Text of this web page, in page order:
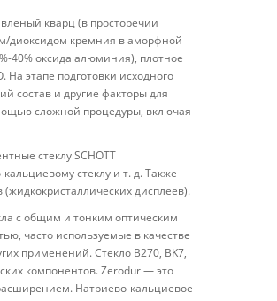
кварц (в просторечии
диоксидом кремния в аморфной
40% оксида алюминия), плотное
На этапе подготовки исходного
состав и другие факторы для
сложной процедуры, включая
стеклу SCHOTT
стеклу и т. д. Также
дисплеев).
с общим и тонким оптическим
часто используемые в качестве
применений. Стекло B270, BK7,
компонентов. Zerodur — это
Натриево-кальциевое